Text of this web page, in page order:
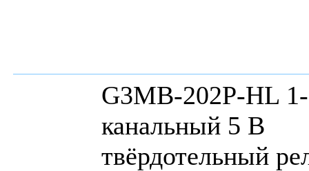
G3MB-202P-HL 1-
канальный 5 В
твёрдотельный